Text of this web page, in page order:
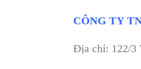
CÔNG TY
Địa chỉ: 122/3